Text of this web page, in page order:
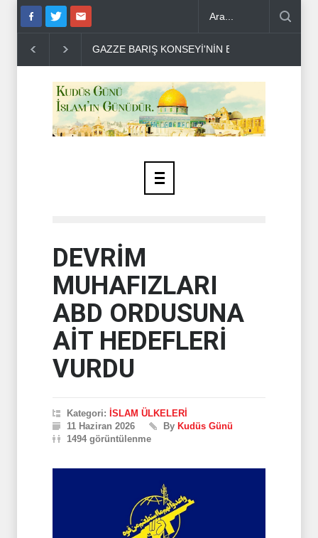
BARIŞ KONSEYİ'NİN BİR İHANETİ DAHA ORTAYA ÇIKTI..
DEVRİM
MUHAFIZLARI
ABD ORDUSUNA
AİT HEDEFLERİ
VURDU
Kategori: İSLAM ÜLKELERİ
11 Haziran 2026
By Kudüs Günü
1494 görüntülenme